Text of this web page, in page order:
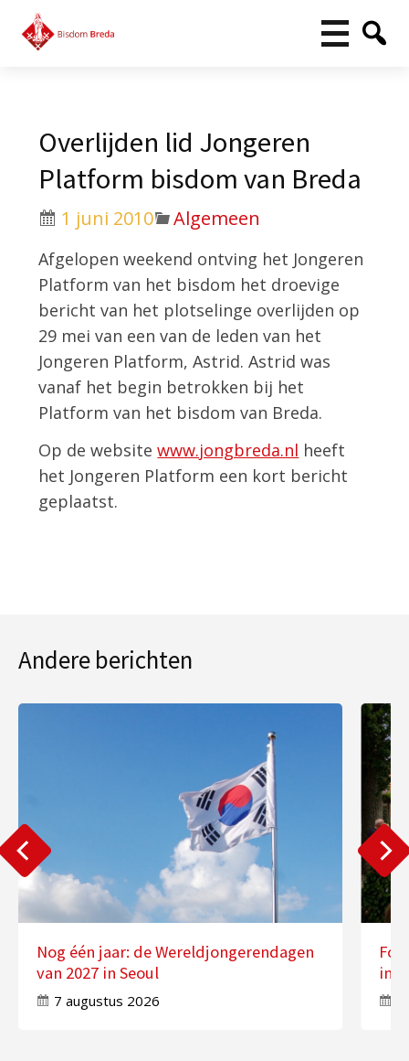
Overlijden lid Jongeren
Platform bisdom van Breda
1 juni 2010 Algemeen
Afgelopen weekend ontving het Jongeren
Platform van het bisdom het droevige
bericht van het plotselinge overlijden op
29 mei van een van de leden van het
Jongeren Platform, Astrid. Astrid was
vanaf het begin betrokken bij het
Platform van het bisdom van Breda.
Op de websitewww.jongbreda.nl heeft
het Jongeren Platform een kort bericht
geplaatst.
Andere berichten
Nog één jaar: de Wereldjongerendagen
van 2027 in Seoul
7 augustus 2026
in